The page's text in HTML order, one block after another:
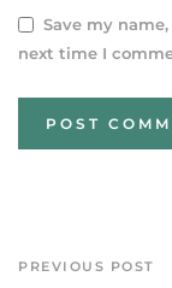
Save my
next time I
PREVIOUS POST